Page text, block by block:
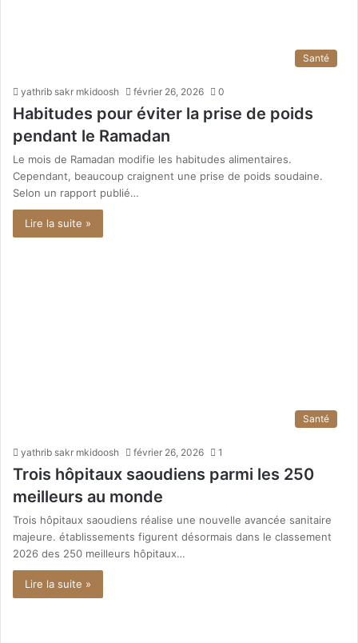
Santé
yathrib sakr mkidoosh février 26, 2026 0
Habitudes pour éviter la prise de poids
pendant le Ramadan
Le mois de Ramadan modifie les habitudes alimentaires.
Cependant, beaucoup craignent une prise de poids soudaine.
Selon un rapport publié…
Lire la suite »
Santé
yathrib sakr mkidoosh février 26, 2026 1
Trois hôpitaux saoudiens parmi les 250
meilleurs au monde
Trois hôpitaux saoudiens réalise une nouvelle avancée sanitaire
majeure. établissements figurent désormais dans le classement
2026 des 250 meilleurs hôpitaux…
Lire la suite »